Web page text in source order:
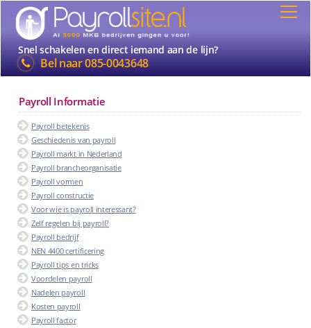
Snel schakelen en direct iemand aan de lijn?
Bel naar085-0043648
Payroll Informatie
Payroll betekenis
Geschiedenis van payroll
Payroll markt in Nederland
Payroll brancheorganisatie
Payroll vormen
Payroll constructie
Voor wie is payroll interessant?
Zelf regelen bij payroll?
Payroll bedrijf
NEN 4400 certificering
Payroll tips en tricks
Voordelen payroll
Nadelen payroll
Kosten payroll
Payroll factor